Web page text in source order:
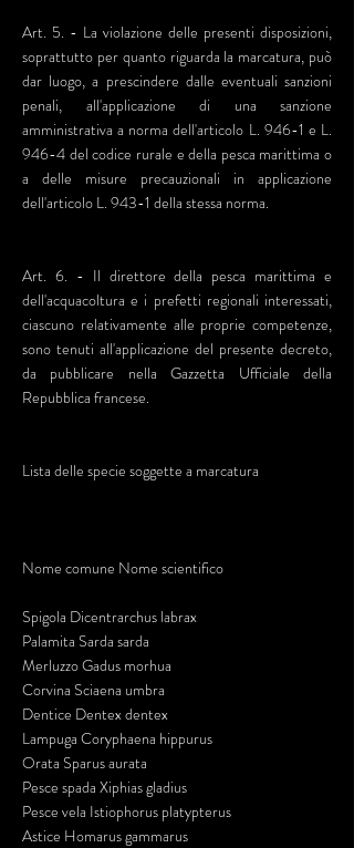
Art. 5. - La violazione delle presenti disposizioni,
soprattutto per quanto riguarda la marcatura, può
dar luogo, a prescindere dalle eventuali sanzioni
penali, all'applicazione di una sanzione
amministrativa a norma dell'articolo L. 946-1 e L.
946-4 del codice rurale e della pesca marittima o
a delle misure precauzionali in applicazione
dell'articolo L. 943-1 della stessa norma.
Art. 6. - Il direttore della pesca marittima e
dell'acquacoltura e i prefetti regionali interessati,
ciascuno relativamente alle proprie competenze,
sono tenuti all'applicazione del presente decreto,
da pubblicare nella Gazzetta Ufficiale della
Repubblica francese.
Lista delle specie soggette a marcatura
Nome comune Nome scientifico
Spigola Dicentrarchus labrax
Palamita Sarda sarda
Merluzzo Gadus morhua
Corvina Sciaena umbra
Dentice Dentex dentex
Lampuga Coryphaena hippurus
Orata Sparus aurata
Pesce spada Xiphias gladius
Pesce vela Istiophorus platypterus
Astice Homarus gammarus